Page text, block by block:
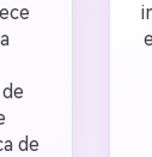
de